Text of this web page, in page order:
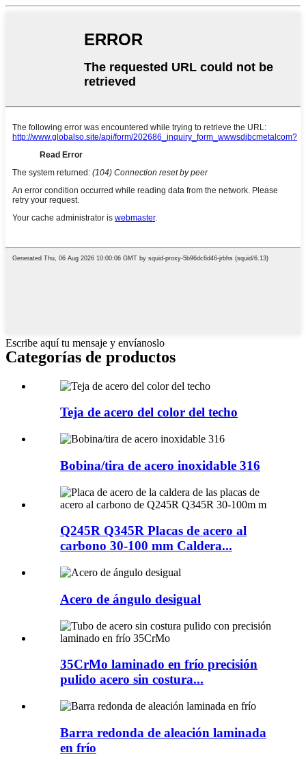
Escribe aquí tu mensaje y envíanoslo
Categorías de productos
Teja de acero del color del techo
Bobina/tira de acero inoxidable 316
Q245R Q345R Placas de acero al
carbono 30-100 mm Caldera...
Acero de ángulo desigual
35CrMo laminado en frío precisión
pulido acero sin costura...
Barra redonda de aleación laminada
en frío